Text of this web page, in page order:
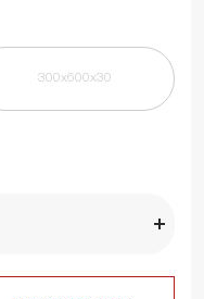
300х600х30